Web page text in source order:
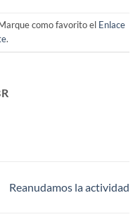
como favorito el Enlace
.
Reanudamos la actividad